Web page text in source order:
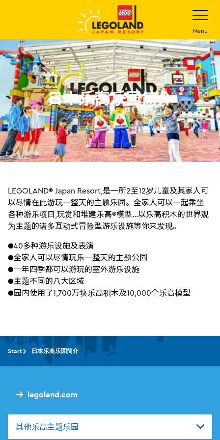
主
要
打
开
网
站
菜
单
Menu
日本乐高乐园简介
LEGOLAND® Japan Resort,是一所2至12岁儿童及其家人可
以尽情在此游玩一整天的主题乐园。全家人可以一起乘坐
各种游乐项目,玩赏和堆建乐高®模型...以乐高积木的世界观
为主题的诸多互动式冒险型游乐设施等你来发现。
●40多种游乐设施及表演
●全家人可以尽情玩乐一整天的主题公园
●一年四季都可以游玩的室外游乐设施
●主题不同的八大区域
●园内使用了1,700万块乐高积木及10,000个乐高模型
legoland.com
其他乐高主题乐园
Start 日本乐高乐园简介